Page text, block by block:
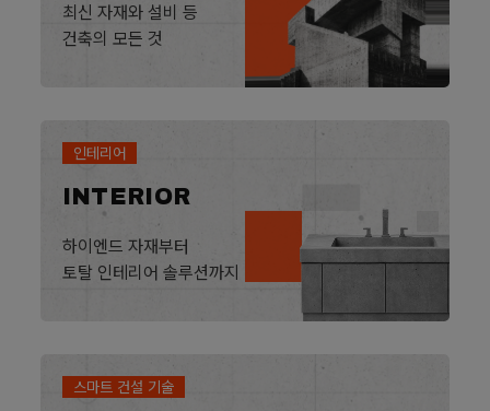
최신 자재와 설비 등
건축의 모든 것
인테리어
INTERIOR
하이엔드 자재부터
토탈 인테리어 솔루션까지
스마트 건설 기술